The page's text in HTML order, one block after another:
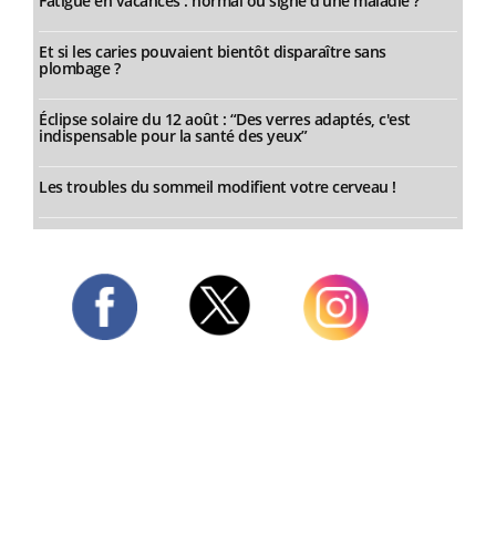
Et si les caries pouvaient bientôt disparaître sans
plombage ?
Éclipse solaire du 12 août : “Des verres adaptés, c'est
indispensable pour la santé des yeux”
Les troubles du sommeil modifient votre cerveau !